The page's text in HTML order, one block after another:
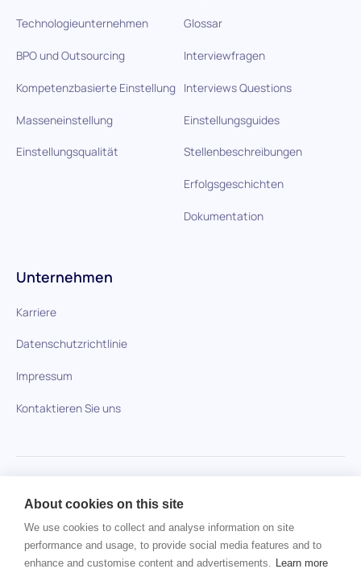
Technologieunternehmen
BPO und Outsourcing
Kompetenzbasierte Einstellung
Masseneinstellung
Einstellungsqualität
Glossar
Interviewfragen
Interviews Questions
Einstellungsguides
Stellenbeschreibungen
Erfolgsgeschichten
Dokumentation
Unternehmen
Karriere
Datenschutzrichtlinie
Impressum
Kontaktieren Sie uns
HiPeople im Vergleich
Keine Artikel gefunden.
About cookies on this site
We use cookies to collect and analyse information on site
performance and usage, to provide social media features and to
enhance and customise content and advertisements. Learn more